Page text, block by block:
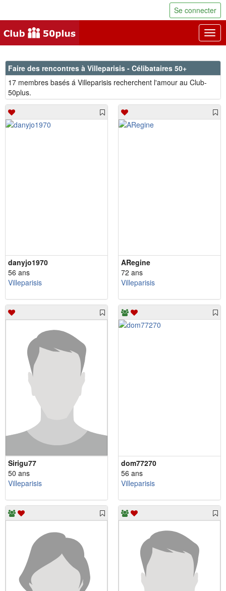
Se connecter
Faire des rencontres à Villeparisis - Célibataires 50+
17 membres basés á Villeparisis recherchent l'amour au Club-
50plus.
danyjo1970
56 ans
Villeparisis
ARegine
72 ans
Villeparisis
Sirigu77
50 ans
Villeparisis
dom77270
56 ans
Villeparisis